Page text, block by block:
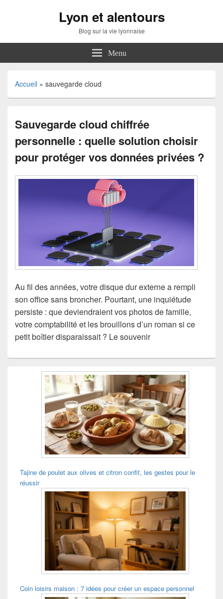
Lyon et alentours
Blog sur la vie lyonnaise
Menu
Accueil » sauvegarde cloud
Sauvegarde cloud chiffrée
personnelle : quelle solution choisir
pour protéger vos données privées ?
Au fil des années, votre disque dur externe a rempli
son office sans broncher. Pourtant, une inquiétude
persiste : que deviendraient vos photos de famille,
votre comptabilité et les brouillons d’un roman si ce
petit boîtier disparaissait ? Le souvenir
Tajine de poulet aux olives et citron confit, les gestes pour le
réussir
Coin loisirs maison : 7 idées pour créer un espace personnel